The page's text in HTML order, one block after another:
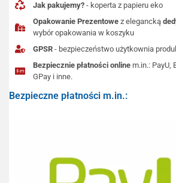
Jak pakujemy? - koperta z papieru eko
Opakowanie Prezentowe z elegancką
wybór opakowania w koszyku
GPSR - bezpieczeństwo użytkownia
Bezpiecznie płatności online m.in.: PayU,
GPay i inne.
Bezpieczne płatności m.in.: